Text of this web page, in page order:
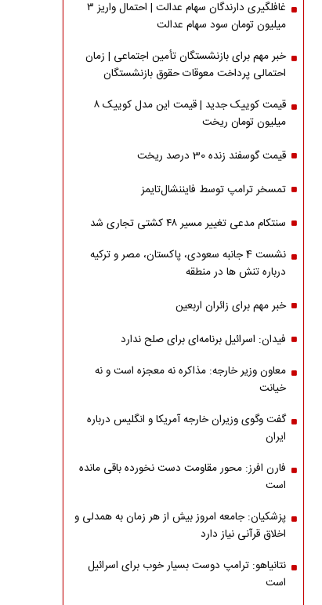
غافلگیری دارندگان سهام عدالت | احتمال واریز ۳
میلیون تومان سود سهام عدالت
خبر مهم برای بازنشستگان تأمین اجتماعی | زمان
احتمالی پرداخت معوقات حقوق بازنشستگان
قیمت کوییک جدید | قیمت این مدل کوییک ۸
میلیون تومان ریخت
قیمت گوسفند زنده 30 درصد ریخت
تمسخر ترامپ توسط فایننشال‌تایمز
سنتکام مدعی تغییر مسیر ۴۸ کشتی تجاری شد
نشست 4 جانبه سعودی، پاکستان، مصر و ترکیه
درباره تنش ها در منطقه
خبر مهم برای زائران اربعین
فیدان: اسرائیل برنامه‌ای برای صلح ندارد
معاون وزیر خارجه: مذاکره نه معجزه است و نه
خیانت
گفت وگوی وزیران خارجه آمریکا و انگلیس درباره
ایران
فارن افرز: محور مقاومت دست نخورده باقی مانده
است
پزشکیان: جامعه امروز بیش از هر زمان به همدلی و
اخلاق قرآنی نیاز دارد
نتانیاهو: ترامپ دوست بسیار خوب برای اسرائیل
است